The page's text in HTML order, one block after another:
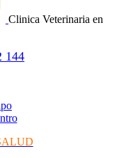
Clinica Veterinaria en
144